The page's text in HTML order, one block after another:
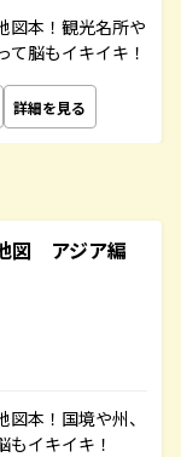
図本！観光名所や
脳もイキイキ！
詳細を見る
図 アジア編
本！国境や州、
イキイキ！